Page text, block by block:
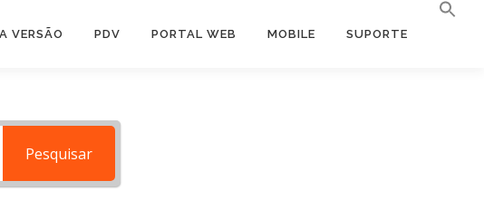
VERSÃO PDV PORTAL WEB MOBILE SUPORTE
Pesquisar